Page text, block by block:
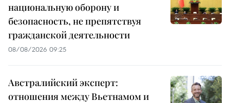
национальную оборону и
безопасность, не препятствуя
гражданской деятельности
08/08/2026 09:25
Австралийский эксперт:
отношения между Вьетнамом и